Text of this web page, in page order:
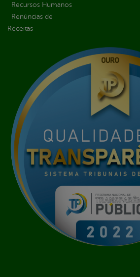
Recursos Humanos
Renúncias de
Receitas